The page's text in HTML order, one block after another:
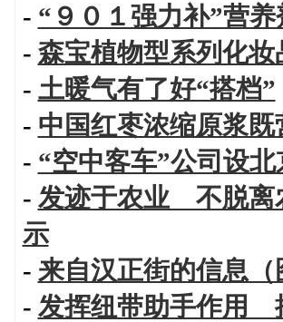
- “９０１强力补”营养
- 森宝植物型系列化妆
- 土暖气有了好“搭档”
- 中国红枣浓缩原浆既
- “空中客车”公司设
- 发迹于农业 不脱离
示
- 来自汉正街的信息（
- 发挥纽带助手作用